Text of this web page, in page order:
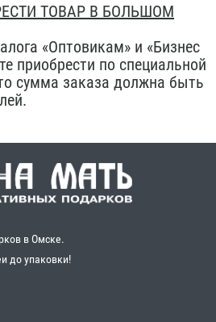
ТОВАР В БОЛЬШОМ
«Оптовикам» и «Бизнес
приобрести по специальной
сумма заказа должна быть
в Омске.
до упаковки!